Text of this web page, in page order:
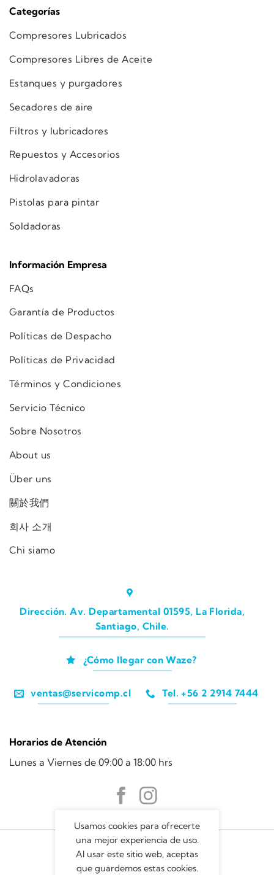
Categorías
Compresores Lubricados
Compresores Libres de Aceite
Estanques y purgadores
Secadores de aire
Filtros y lubricadores
Repuestos y Accesorios
Hidrolavadoras
Pistolas para pintar
Soldadoras
Información Empresa
FAQs
Garantía de Productos
Políticas de Despacho
Políticas de Privacidad
Términos y Condiciones
Servicio Técnico
Sobre Nosotros
About us
Über uns
關於我們
회사 소개
Chi siamo
Dirección. Av. Departamental 01595, La Florida,
Santiago, Chile.
¿Cómo llegar con Waze?
ventas@servicomp.cl Tel. +56 2 2914 7444
Horarios de Atención
Lunes a Viernes de 09:00 a 18:00 hrs
Usamos cookies para ofrecerte
una mejor experiencia de uso.
Al usar este sitio web, aceptas
que guardemos estas cookies.